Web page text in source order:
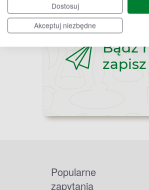
Dostosuj
Akceptuj niezbędne
Bądź
Popularne
zapytania